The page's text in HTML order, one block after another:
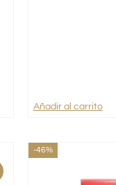
Añadir al carrito
-46%